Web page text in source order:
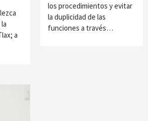
a
los procedimientos y evitar
la duplicidad de las
funciones a través…